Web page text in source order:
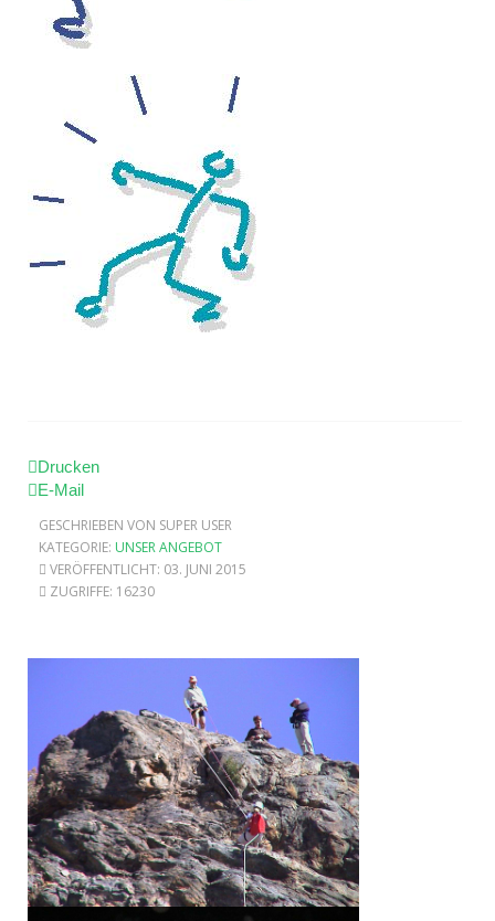
Drucken
E-Mail
GESCHRIEBEN VON SUPER USER
KATEGORIE: UNSER ANGEBOT
VERÖFFENTLICHT: 03. JUNI 2015
ZUGRIFFE: 16230